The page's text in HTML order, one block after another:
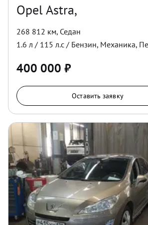
Opel Astra,
268 812 км, Седан
1.6 л / 115 л.с / Бензин, Механика,
400 000 ₽
Оставить заявку